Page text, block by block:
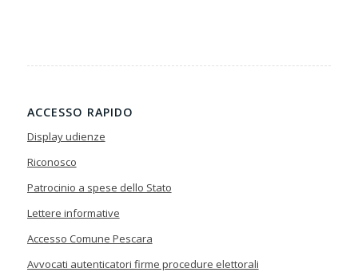
ACCESSO RAPIDO
Display udienze
Riconosco
Patrocinio a spese dello Stato
Lettere informative
Accesso Comune Pescara
Avvocati autenticatori firme procedure elettorali